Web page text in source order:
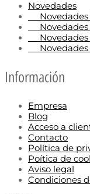
Novedades
Novedades
Novedades
Novedades
Novedades
Información
Empresa
Blog
Acceso a
Contacto
Política de
Poítica de
Aviso legal
Condiciones